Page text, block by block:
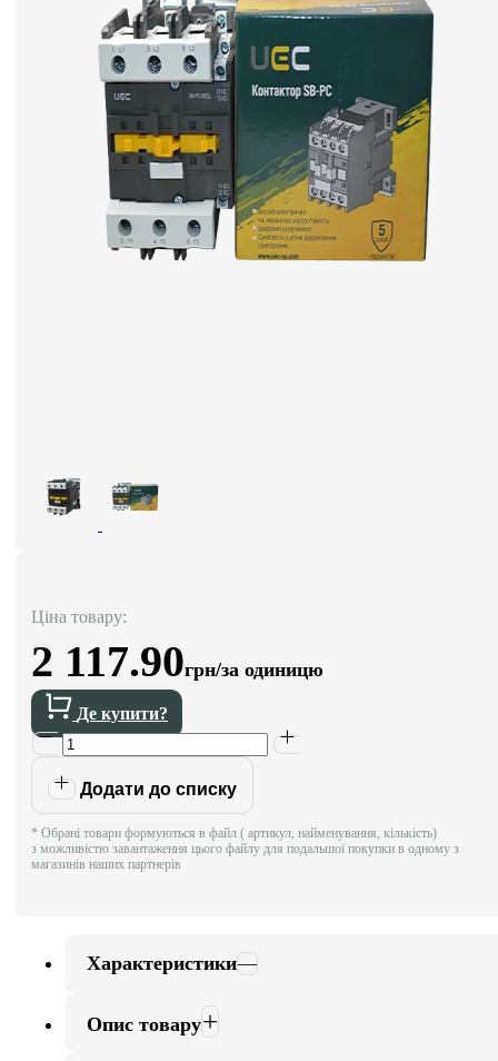
Ціна товару:
2 117.90грн/за одиницю
Де купити?
Додати до списку
* Обрані товари формуються в файл ( артикул, найменування, кількість)
з можливістю завантаження цього файлу для подальшої покупки в одному з
магазинів наших партнерів
Характеристики
Опис товару